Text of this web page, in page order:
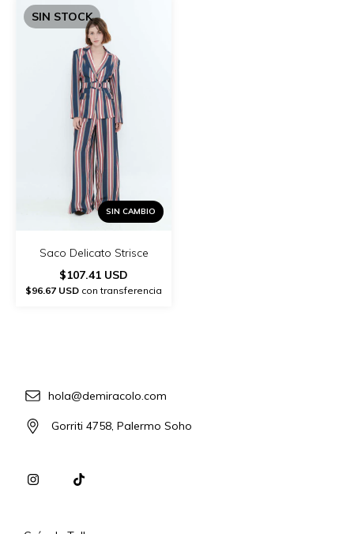
SIN STOCK
SIN CAMBIO
Saco Delicato Strisce
$107.41 USD
$96.67 USD con transferencia
hola@demiracolo.com
Gorriti 4758, Palermo Soho